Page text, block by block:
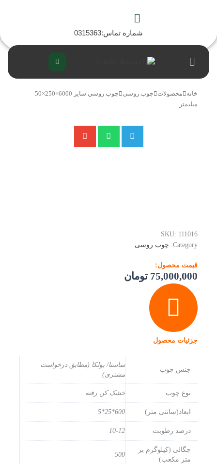
شماره تماس:0315363
Flyout
خانه محصولات چوب روسی
چوب روسي سايز 6000×250×50
ميليمتر
SKU: 111016
Category: چوب روسی
قیمت محصول:
75,000,000 تومان
جزئیات محصول
جنس چوب
ساسنا/ یولکا (مطابق درخواست
مشتری)
نوع چوب خشک کن رفته
ابعاد(سانتی متر) 600*25*5
درصد رطوبت 10-12
چگالی (کیلوگرم بر
متر مکعب)
500